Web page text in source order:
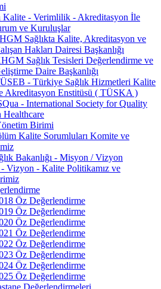
Kalite - Verimlilik - Akreditasyon İle
ve Kuruluşlar
Sağlıkta Kalite, Akreditasyon ve
Hakları Dairesi Başkanlığı
Sağlık Tesisleri Değerlendirme ve
Daire Başkanlığı
- Türkiye Sağlık Hizmetleri Kalite
Akreditasyon Enstitüsü ( TÜSKA )
- International Society for Quality
Healthcare
Birimi
Kalite Sorumluları Komite ve
Bakanlığı - Misyon / Vizyon
Vizyon - Kalite Politikamız ve
Öz Değerlendirme
Öz Değerlendirme
Öz Değerlendirme
Öz Değerlendirme
Öz Değerlendirme
Öz Değerlendirme
Öz Değerlendirme
Öz Değerlendirme
Değerlendirmeleri